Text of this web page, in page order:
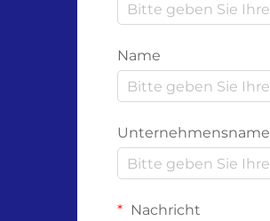
Name
Unternehmensname
Nachricht